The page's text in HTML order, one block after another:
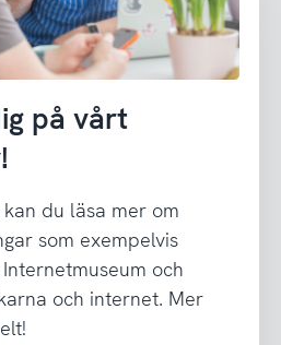
på vårt
du läsa mer om
som exempelvis
och
och internet. Mer